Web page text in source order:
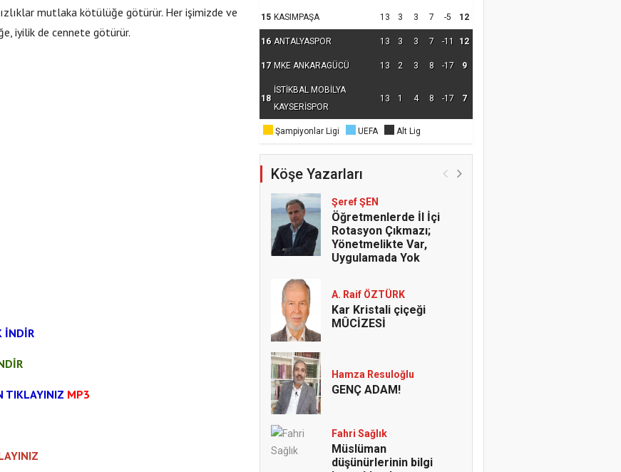
mutlaka kötülüğe götürür. Her işimizde ve
iyilik de cennete götürür.
İNDİR
TIKLAYINIZ MP3
15 KASIMPAŞA 13 3 3 7 -5 12
16 ANTALYASPOR 13 3 3 7 -11 12
17 MKE ANKARAGÜCÜ 13 2 3 8 -17 9
18
İSTİKBAL MOBİLYA
KAYSERİSPOR
13 1 4 8 -17 7
Şampiyonlar Ligi UEFA Alt Lig
Köşe Yazarları
Şeref ŞEN
Öğretmenlerde İl İçi
Rotasyon Çıkmazı;
Yönetmelikte Var,
Uygulamada Yok
A. Raif ÖZTÜRK
Kar Kristali çiçeği
MÛCİZESİ
Hamza Resuloğlu
GENÇ ADAM!
Fahri Sağlık
Müslüman
düşünürlerinin bilgi